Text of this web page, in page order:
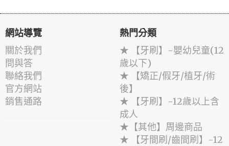
網站導覽
關於我們
問與答
聯絡我們
官方網站
銷售通路
熱門分類
★ 【牙刷】-嬰幼兒童(12
歲以下)
★ 【矯正/假牙/植牙/術
後】
★ 【牙刷】-12歲以上含
成人
★【其他】周邊商品
★ 【牙間刷/齒間刷】-12